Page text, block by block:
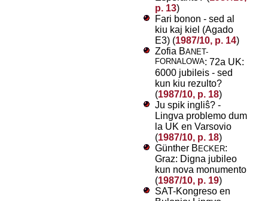
p. 13)
Fari bonon - sed al
kiu kaj kiel (Agado
E3) (1987/10, p. 14)
Zofia BANET-
FORNALOWA: 72a UK:
6000 jubileis - sed
kun kiu rezulto?
(1987/10, p. 18)
Ju spik ingliŝ? -
Lingva problemo dum
la UK en Varsovio
(1987/10, p. 18)
Günther B ECKER:
Graz: Digna jubileo
kun nova monumento
(1987/10, p. 19)
SAT-Kongreso en